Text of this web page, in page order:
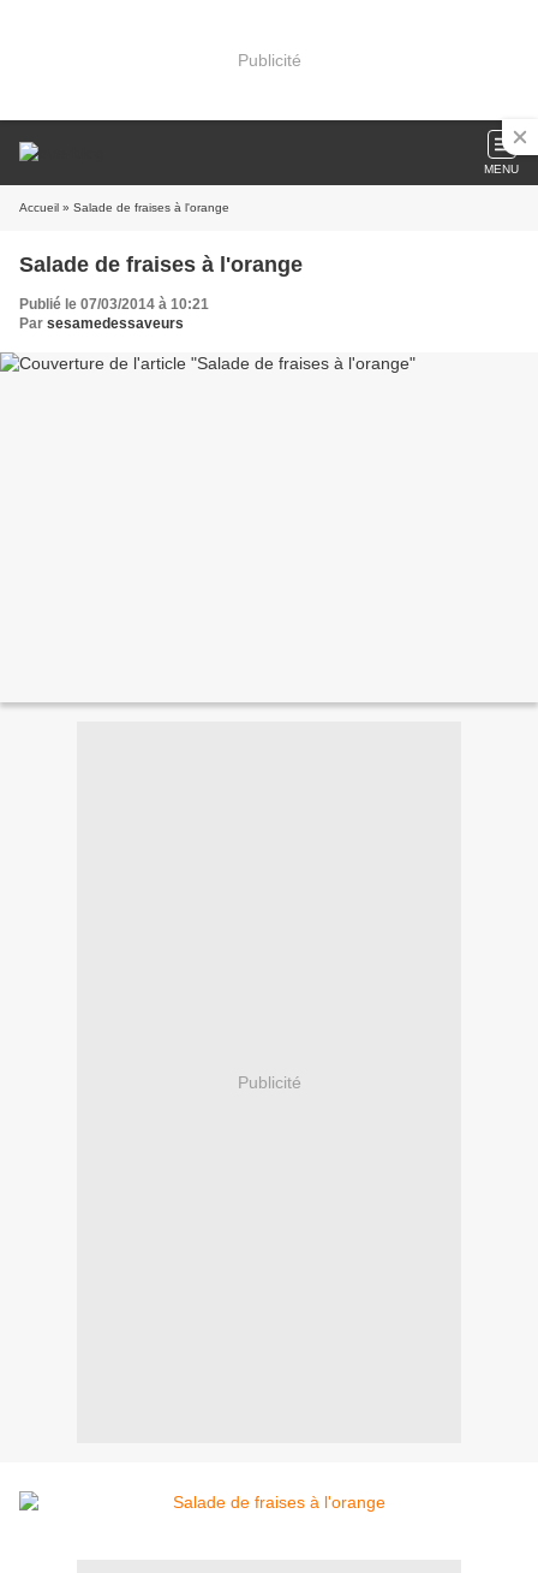
Publicité
MENU
Accueil » Salade de fraises à l'orange
Salade de fraises à l'orange
Publié le 07/03/2014 à 10:21
Par sesamedessaveurs
Publicité